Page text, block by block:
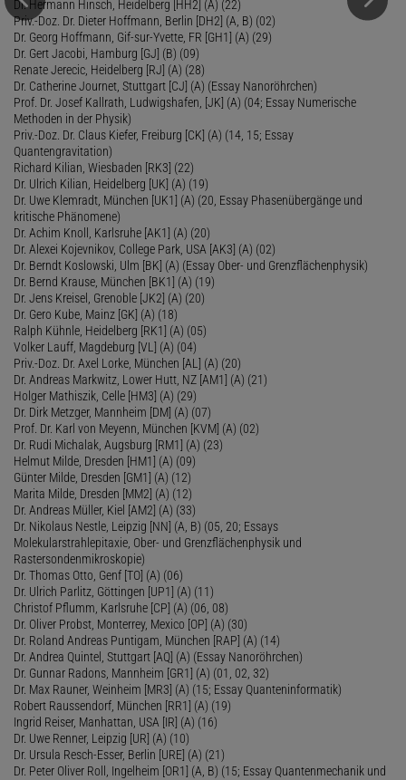
Dr. Hermann Hinsch, Heidelberg [HH2] (A) (22)
Priv.-Doz. Dr. Dieter Hoffmann, Berlin [DH2] (A, B) (02)
Dr. Georg Hoffmann, Gif-sur-Yvette, FR [GH1] (A) (29)
Dr. Gert Jacobi, Hamburg [GJ] (B) (09)
Renate Jerecic, Heidelberg [RJ] (A) (28)
Dr. Catherine Journet, Stuttgart [CJ] (A) (Essay Nanoröhrchen)
Prof. Dr. Josef Kallrath, Ludwigshafen, [JK] (A) (04; Essay Numerische
Methoden in der Physik)
Priv.-Doz. Dr. Claus Kiefer, Freiburg [CK] (A) (14, 15; Essay
Quantengravitation)
Richard Kilian, Wiesbaden [RK3] (22)
Dr. Ulrich Kilian, Heidelberg [UK] (A) (19)
Dr. Uwe Klemradt, München [UK1] (A) (20, Essay Phasenübergänge und
kritische Phänomene)
Dr. Achim Knoll, Karlsruhe [AK1] (A) (20)
Dr. Alexei Kojevnikov, College Park, USA [AK3] (A) (02)
Dr. Berndt Koslowski, Ulm [BK] (A) (Essay Ober- und Grenzflächenphysik)
Dr. Bernd Krause, München [BK1] (A) (19)
Dr. Jens Kreisel, Grenoble [JK2] (A) (20)
Dr. Gero Kube, Mainz [GK] (A) (18)
Ralph Kühnle, Heidelberg [RK1] (A) (05)
Volker Lauff, Magdeburg [VL] (A) (04)
Priv.-Doz. Dr. Axel Lorke, München [AL] (A) (20)
Dr. Andreas Markwitz, Lower Hutt, NZ [AM1] (A) (21)
Holger Mathiszik, Celle [HM3] (A) (29)
Dr. Dirk Metzger, Mannheim [DM] (A) (07)
Prof. Dr. Karl von Meyenn, München [KVM] (A) (02)
Dr. Rudi Michalak, Augsburg [RM1] (A) (23)
Helmut Milde, Dresden [HM1] (A) (09)
Günter Milde, Dresden [GM1] (A) (12)
Marita Milde, Dresden [MM2] (A) (12)
Dr. Andreas Müller, Kiel [AM2] (A) (33)
Dr. Nikolaus Nestle, Leipzig [NN] (A, B) (05, 20; Essays
Molekularstrahlepitaxie, Ober- und Grenzflächenphysik und
Rastersondenmikroskopie)
Dr. Thomas Otto, Genf [TO] (A) (06)
Dr. Ulrich Parlitz, Göttingen [UP1] (A) (11)
Christof Pflumm, Karlsruhe [CP] (A) (06, 08)
Dr. Oliver Probst, Monterrey, Mexico [OP] (A) (30)
Dr. Roland Andreas Puntigam, München [RAP] (A) (14)
Dr. Andrea Quintel, Stuttgart [AQ] (A) (Essay Nanoröhrchen)
Dr. Gunnar Radons, Mannheim [GR1] (A) (01, 02, 32)
Dr. Max Rauner, Weinheim [MR3] (A) (15; Essay Quanteninformatik)
Robert Raussendorf, München [RR1] (A) (19)
Ingrid Reiser, Manhattan, USA [IR] (A) (16)
Dr. Uwe Renner, Leipzig [UR] (A) (10)
Dr. Ursula Resch-Esser, Berlin [URE] (A) (21)
Dr. Peter Oliver Roll, Ingelheim [OR1] (A, B) (15; Essay Quantenmechanik und